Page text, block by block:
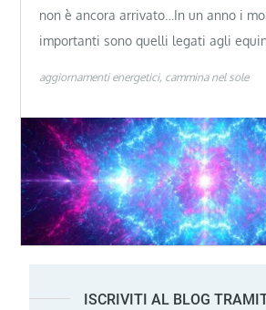
non è ancora arrivato…In un anno i
importanti sono quelli legati agli
aggiornamenti energetici cammina nel sole
ISCRIVITI AL BLOG